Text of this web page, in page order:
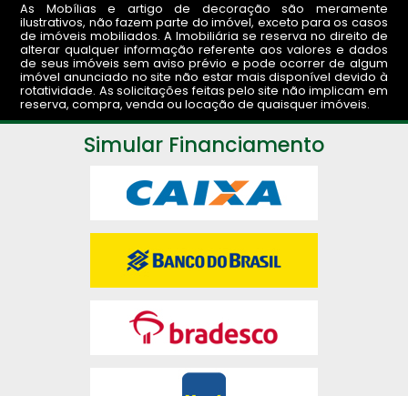
As Mobílias e artigo de decoração são meramente
ilustrativos, não fazem parte do imóvel, exceto para os casos
de imóveis mobiliados. A Imobiliária se reserva no direito de
alterar qualquer informação referente aos valores e dados
de seus imóveis sem aviso prévio e pode ocorrer de algum
imóvel anunciado no site não estar mais disponível devido à
rotatividade. As solicitações feitas pelo site não implicam em
reserva, compra, venda ou locação de quaisquer imóveis.
Simular Financiamento